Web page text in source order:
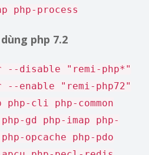
php-process
php 7.2
--disable "remi-php*"
--enable "remi-php72"
cli php-common
gd php-imap php-
opcache php-pdo